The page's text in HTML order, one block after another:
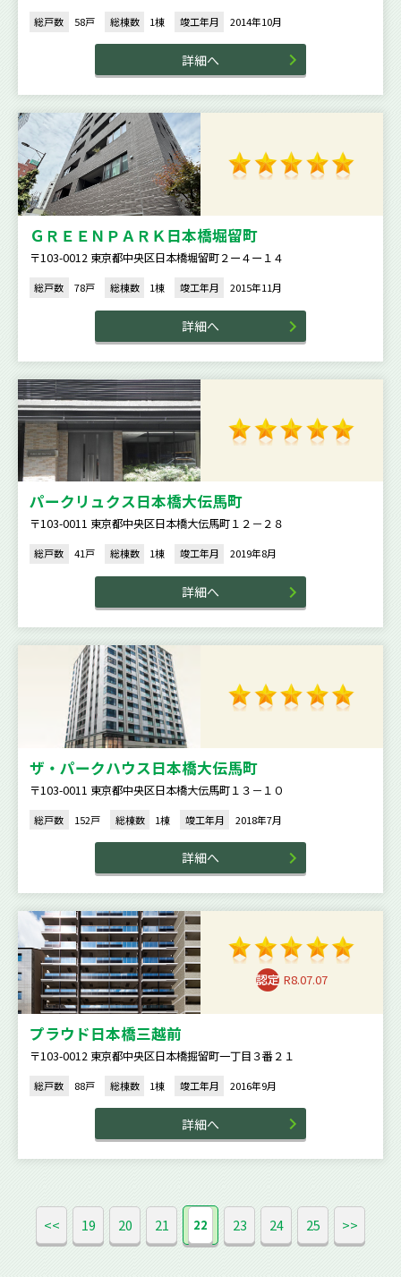
総戸数 58戸 総棟数 1棟 竣工年月 2014年10月
詳細へ
ＧＲＥＥＮＰＡＲＫ日本橋堀留町
〒103-0012 東京都中央区日本橋堀留町２ー４ー１４
総戸数 78戸 総棟数 1棟 竣工年月 2015年11月
詳細へ
パークリュクス日本橋大伝馬町
〒103-0011 東京都中央区日本橋大伝馬町１２－２８
総戸数 41戸 総棟数 1棟 竣工年月 2019年8月
詳細へ
ザ・パークハウス日本橋大伝馬町
〒103-0011 東京都中央区日本橋大伝馬町１３－１０
総戸数 152戸 総棟数 1棟 竣工年月 2018年7月
詳細へ
R8.07.07
プラウド日本橋三越前
〒103-0012 東京都中央区日本橋掘留町一丁目３番２１
総戸数 88戸 総棟数 1棟 竣工年月 2016年9月
詳細へ
<< 19 20 21 22 23 24 25 >>